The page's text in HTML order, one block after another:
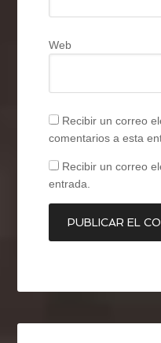
Web
Recibir un correo
comentarios a esta
Recibir un correo
entrada.